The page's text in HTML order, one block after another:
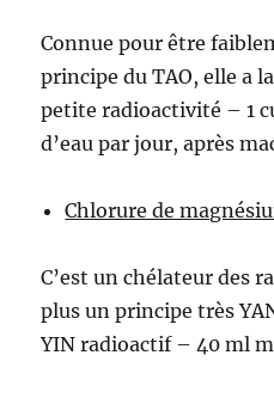
Connue pour être
principe du TAO, elle a
petite radioactivité – 1
d’eau par jour, après
Chlorure de
C’est un chélateur des
plus un principe très
YIN radioactif – 40 ml